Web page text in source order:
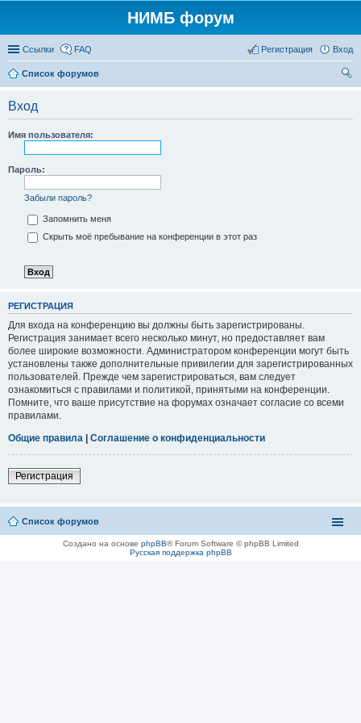
НИМБ форум
Ссылки FAQ Вход
Регистрация
Список форумов
Вход
Имя пользователя:
Пароль:
Забыли пароль?
Запомнить меня
Скрыть моё пребывание на конференции в этот раз
РЕГИСТРАЦИЯ
Для входа на конференцию вы должны быть зарегистрированы.
Регистрация занимает всего несколько минут, но предоставляет вам
более широкие возможности. Администратором конференции могут быть
установлены также дополнительные привилегии для зарегистрированных
пользователей. Прежде чем зарегистрироваться, вам следует
ознакомиться с правилами и политикой, принятыми на конференции.
Помните, что ваше присутствие на форумах означает согласие со всеми
правилами.
Общие правила | Соглашение о конфиденциальности
Регистрация
Список форумов
Создано на основе phpBB® Forum Software © phpBB Limited
Русская поддержка phpBB